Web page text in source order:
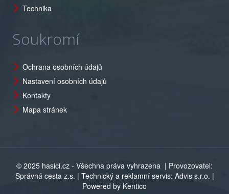
Technika
Soukromí
Ochrana osobních údajů
Nastavení osobních údajů
Kontakty
Mapa stránek
© 2025 hasici.cz - Všechna práva vyhrazena | Provozovatel:
Správná cesta z.s. | Technický a reklamní servis: Advis s.r.o. |
Powered by Kentico